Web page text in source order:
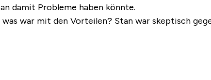
damit Probleme haben könnte.
war mit den Vorteilen? Stan war skeptisch